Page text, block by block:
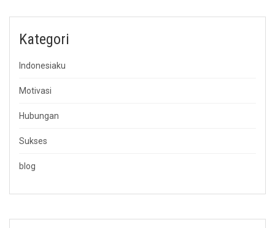
Kategori
Indonesiaku
Motivasi
Hubungan
Sukses
blog